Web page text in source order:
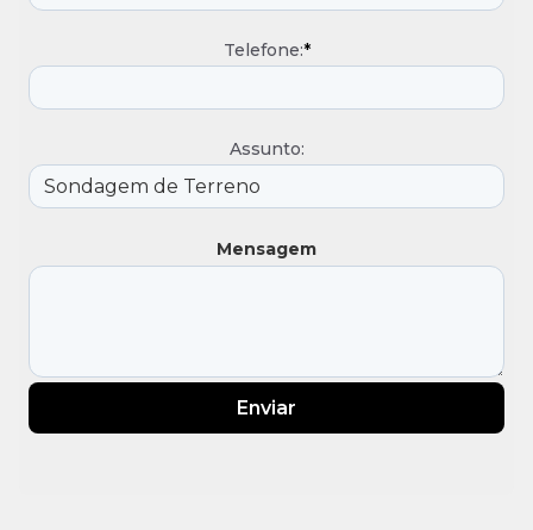
Telefone:*
Assunto:
Mensagem
Enviar